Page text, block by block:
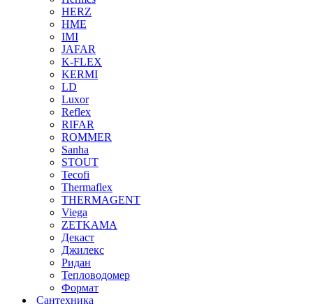
HERZ
HME
IMI
JAFAR
K-FLEX
KERMI
LD
Luxor
Reflex
RIFAR
ROMMER
Sanha
STOUT
Tecofi
Thermaflex
THERMAGENT
Viega
ZETKAMA
Декаст
Джилекс
Ридан
Тепловодомер
Формат
Сантехника